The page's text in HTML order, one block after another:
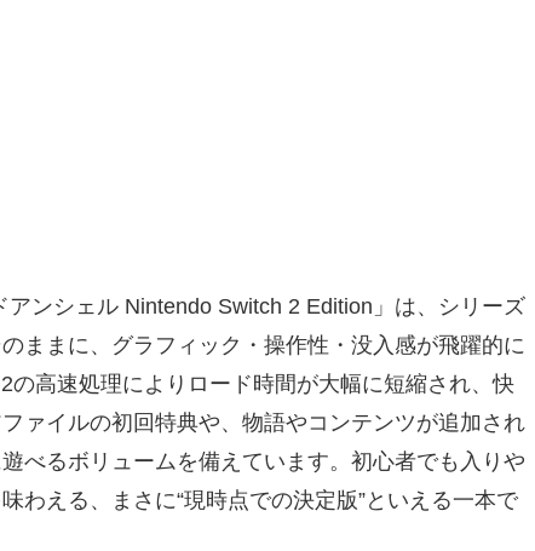
ンシェル Nintendo Switch 2 Edition」は、シリーズ
ままに、グラフィック・操作性・没入感が飛躍的に
高速処理によりロード時間が大幅に短縮され、快
ァイルの初回特典や、物語やコンテンツが追加され
べるボリュームを備えています。初心者でも入りや
わえる、まさに“現時点での決定版”といえる一本で